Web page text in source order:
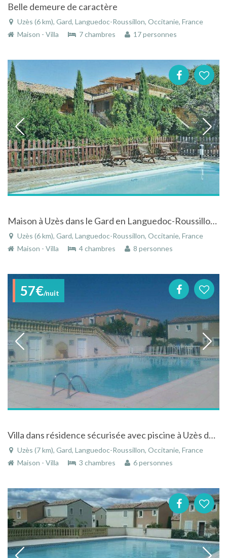
Belle demeure de caractère
Uzès (6 km), Gard, Languedoc-Roussillon, Occitanie, France
Maison - Villa
7 chambres 17 personnes
Maison à Uzès dans le Gard en Languedoc-Roussillon avec piscine et vue panoramique
Uzès (6 km), Gard, Languedoc-Roussillon, Occitanie, France
Maison - Villa
4 chambres 8 personnes
57€/nuit
Villa dans résidence sécurisée avec piscine à Uzès dans le Gard dans le Languedoc-Roussillon
Uzès (7 km), Gard, Languedoc-Roussillon, Occitanie, France
Maison - Villa
3 chambres 6 personnes